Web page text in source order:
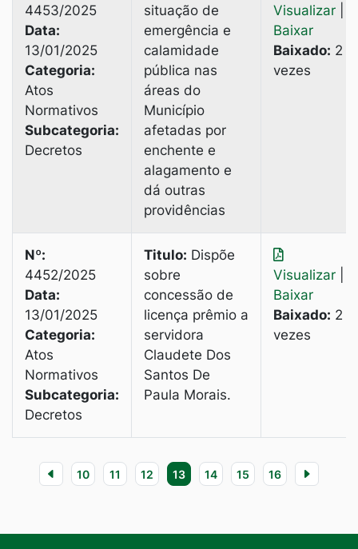
4453/2025
Data:
13/01/2025
Categoria:
Atos
Normativos
Subcategoria:
Decretos
situação de
emergência e
calamidade
pública nas
áreas do
Município
afetadas por
enchente e
alagamento e
dá outras
providências
Visualizar
Baixar
Baixado: 2
vezes
Nº:
4452/2025
Data:
13/01/2025
Categoria:
Atos
Normativos
Subcategoria:
Decretos
Titulo: Dispõe
sobre
concessão de
licença prêmio a
servidora
Claudete Dos
Santos De
Paula Morais.
Visualizar
Baixar
Baixado: 2
vezes
10 11 12 13 14 15 16